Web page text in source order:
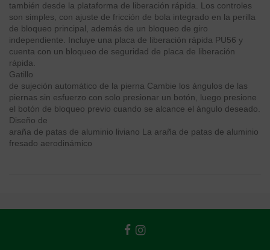
también desde la plataforma de liberación rápida. Los controles
son simples, con ajuste de fricción de bola integrado en la perilla
de bloqueo principal, además de un bloqueo de giro
independiente. Incluye una placa de liberación rápida PU56 y
cuenta con un bloqueo de seguridad de placa de liberación
rápida.
Gatillo
de sujeción automático de la pierna Cambie los ángulos de las
piernas sin esfuerzo con solo presionar un botón, luego presione
el botón de bloqueo previo cuando se alcance el ángulo deseado.
Diseño de
araña de patas de aluminio liviano La araña de patas de aluminio
fresado aerodinámico